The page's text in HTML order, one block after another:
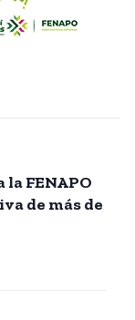
FENAPO
de más de